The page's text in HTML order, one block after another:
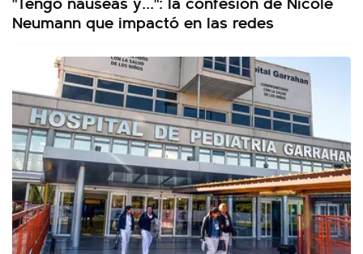
Neumann que impactó en las redes